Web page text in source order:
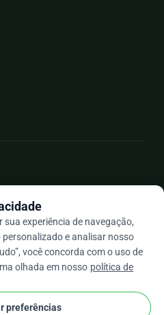
em mais de 500 avaliações
experiência de navegação,
e analisar nosso
você concorda com o uso de
olhada em nosso política de
preferências